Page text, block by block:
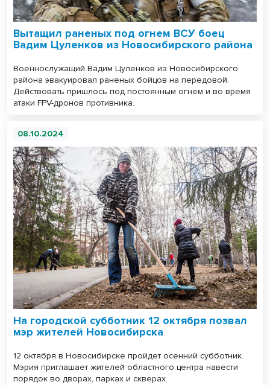
Вытащил раненых под огнем ВСУ боец
Вадим Цуленков из Новосибирского района
Военнослужащий Вадим Цуленков из Новосибирского
района эвакуировал раненых бойцов на передовой.
Действовать пришлось под постоянным огнем и во время
атаки FPV-дронов противника.
08.10.2024
На городской субботник 12 октября позвал
мэр жителей Новосибирска
12 октября в Новосибирске пройдет осенний субботник.
Мэрия приглашает жителей областного центра навести
порядок во дворах, парках и скверах.